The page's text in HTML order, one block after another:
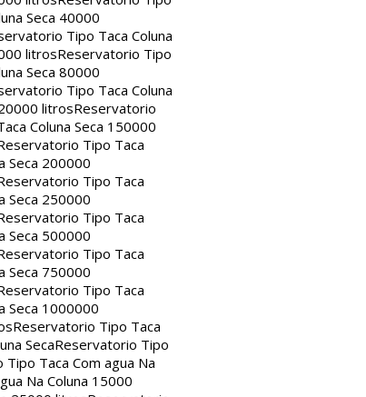
Seca 40000
Tipo Taca Coluna
litrosReservatorio Tipo
Seca 80000
Tipo Taca Coluna
litrosReservatorio
Coluna Seca 150000
Tipo Taca
Seca 200000
Tipo Taca
Seca 250000
Tipo Taca
Seca 500000
Tipo Taca
Seca 750000
Tipo Taca
Seca 1000000
Reservatorio Tipo Taca
SecaReservatorio Tipo
Taca Com agua Na
Na Coluna 15000